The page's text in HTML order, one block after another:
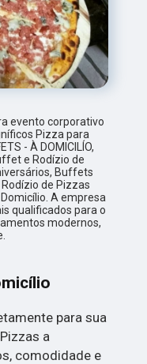
evento corporativo
Pizza para
- À DOMICILÍO,
e Rodízio de
Buffets
de Pizzas
A empresa
qualificados para o
modernos,
para sua
a
comodidade e